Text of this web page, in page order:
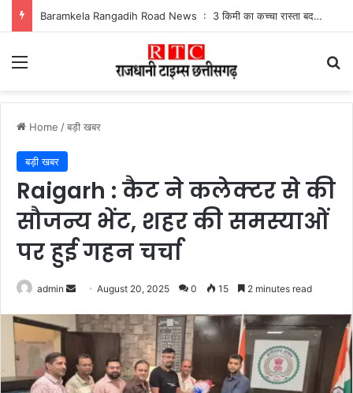
Baramkela Rangadih Road News : 3 किमी का कच्चा रास्ता बदहाल, बारिश में फंसे रंगाडीह के ग्रामीण
Menu
Home /बड़ी खबर
बड़ी खबर
Raigarh : कैट ने कलेक्टर से की
सौजन्य भेंट, शहर की समस्याओं
पर हुई गहन चर्चा
admin
Send
email
August 20, 2025 0 15 2 minutes read